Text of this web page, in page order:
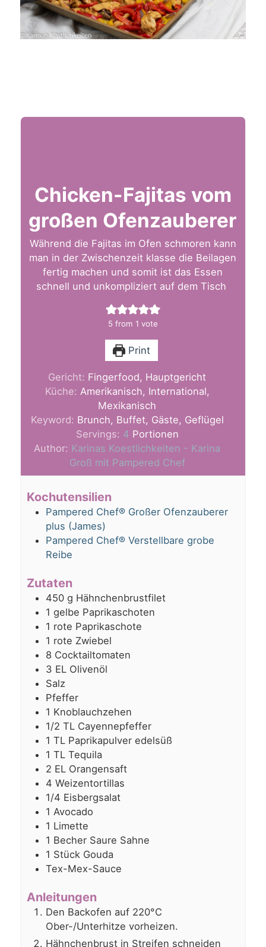
Chicken-Fajitas vom
großen Ofenzauberer
Während die Fajitas im Ofen schmoren kann
man in der Zwischenzeit klasse die Beilagen
fertig machen und somit ist das Essen
schnell und unkompliziert auf dem Tisch
5 from 1 vote
Print
Gericht: Fingerfood, Hauptgericht
Küche: Amerikanisch, International,
Mexikanisch
Keyword: Brunch, Buffet, Gäste, Geflügel
Servings: 4 Portionen
Author: Karinas Koestlichkeiten - Karina
Groß mit Pampered Chef
Kochutensilien
Pampered Chef® Großer Ofenzauberer
plus (James)
Pampered Chef® Verstellbare grobe
Reibe
Zutaten
450 g Hähnchenbrustfilet
1 gelbe Paprikaschoten
1 rote Paprikaschote
1 rote Zwiebel
8 Cocktailtomaten
3 EL Olivenöl
Salz
Pfeffer
1 Knoblauchzehen
1/2 TL Cayennepfeffer
1 TL Paprikapulver edelsüß
1 TL Tequila
2 EL Orangensaft
4 Weizentortillas
1/4 Eisbergsalat
1 Avocado
1 Limette
1 Becher Saure Sahne
1 Stück Gouda
Tex-Mex-Sauce
Anleitungen
Den Backofen auf 220°C
Ober-/Unterhitze vorheizen.
Hähnchenbrust in Streifen schneiden